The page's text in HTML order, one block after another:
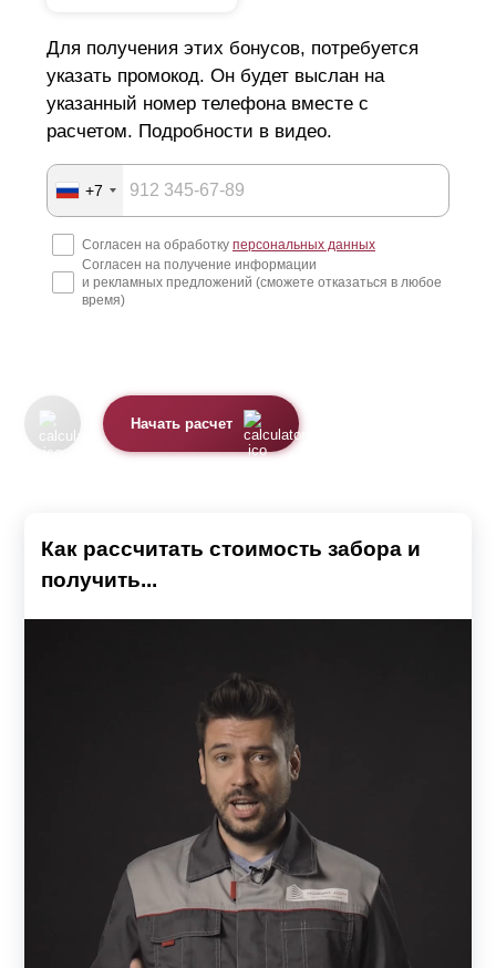
Для получения этих бонусов, потребуется
указать промокод. Он будет выслан на
указанный номер телефона вместе с
расчетом. Подробности в видео.
+7
Согласен на обработку персональных данных
Согласен на получение информации
и рекламных предложений (сможете отказаться в любое
время)
Начать расчет
Как рассчитать стоимость забора и
получить...